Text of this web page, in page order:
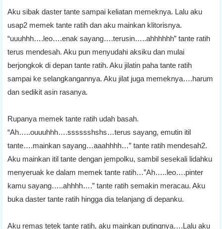
Aku sibak daster tante sampai keliatan memeknya. Lalu aku
usap2 memek tante ratih dan aku mainkan klitorisnya.
“uuuhhh….leo….enak sayang….terusin…..ahhhhhh” tante ratih
terus mendesah. Aku pun menyudahi aksiku dan mulai
berjongkok di depan tante ratih. Aku jilatin paha tante ratih
sampai ke selangkangannya. Aku jilat juga memeknya….harum
dan sedikit asin rasanya.
Rupanya memek tante ratih udah basah.
“Ah…..ouuuhhh….sssssshshs…terus sayang, emutin itil
tante….mainkan sayang…aaahhhh…” tante ratih mendesah2.
Aku mainkan itil tante dengan jempolku, sambil sesekali lidahku
menyeruak ke dalam memek tante ratih…”Ah…..leo….pinter
kamu sayang…..ahhhh….” tante ratih semakin meracau. Aku
buka daster tante ratih hingga dia telanjang di depanku.
Aku remas tetek tante ratih, aku mainkan putingnya….Lalu aku